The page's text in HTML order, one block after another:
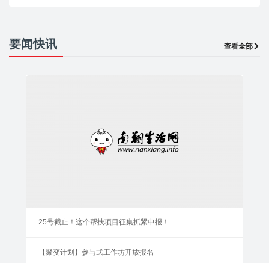
要闻快讯 查看全部
25号截止！这个帮扶项目征集抓紧申报！
【聚变计划】参与式工作坊开放报名